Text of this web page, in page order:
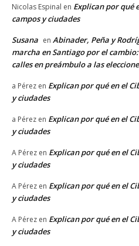
Nicolas Espinal en Explican por qué
campos y ciudades
Susana en Abinader, Peña y
marcha en Santiago por el
calles en preámbulo a las
a Pérez en Explican por qué en el
y ciudades
a Pérez en Explican por qué en el
y ciudades
A Pérez en Explican por qué en el
y ciudades
A Pérez en Explican por qué en el
y ciudades
A Pérez en Explican por qué en el
y ciudades